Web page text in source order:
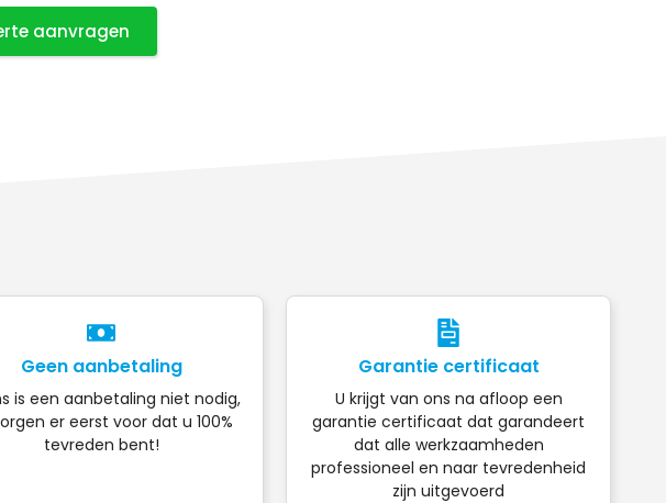
aanvragen
Geen aanbetaling
is een aanbetaling niet nodig,
er eerst voor dat u 100%
tevreden bent!
Garantie certificaat
U krijgt van ons na afloop een
garantie certificaat dat garandeert
dat alle werkzaamheden
professioneel en naar tevredenheid
zijn uitgevoerd